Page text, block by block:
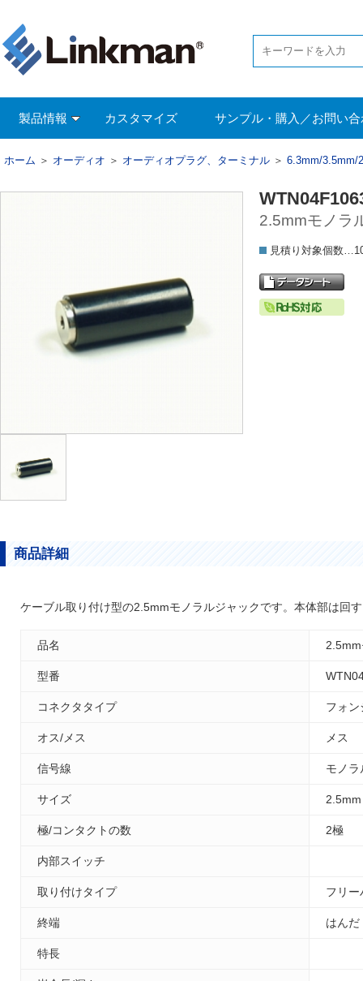
製品情報 カスタマイズ サンプル・購入／お問い
ホーム ＞ オーディオ ＞ オーディオプラグ、ターミナル ＞ 6.3mm/3.5mm/
2.5mmモノラ
見積り対象個数
商品詳細
ケーブル取り付け型の2.5mmモノラルジャックです。本体部は回
品名
型番
コネクタタイプ フォン
オス/メス メス
信号線 モノラ
サイズ 2.5mm
極/コンタクトの数 2極
内部スイッチ
取り付けタイプ フリー
終端 はんだ
特長